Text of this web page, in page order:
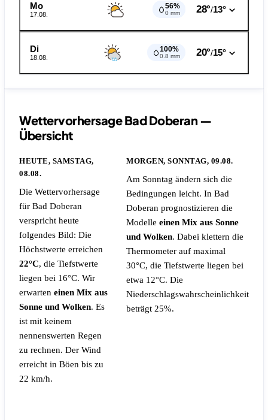
Mo
17.08.
56%
0 mm 28°/13°
Di
18.08.
100%
0.8 mm 20°/15°
Wettervorhersage Bad Doberan —
Übersicht
HEUTE, SAMSTAG,
08.08.
Die Wettervorhersage
für Bad Doberan
verspricht heute
folgendes Bild: Die
Höchstwerte erreichen
22°C, die Tiefstwerte
liegen bei 16°C. Wir
erwarten einen Mix aus
Sonne und Wolken. Es
ist mit keinem
nennenswerten Regen
zu rechnen. Der Wind
erreicht in Böen bis zu
22 km/h.
MORGEN, SONNTAG, 09.08.
Am Sonntag ändern sich die
Bedingungen leicht. In Bad
Doberan prognostizieren die
Modelle einen Mix aus Sonne
und Wolken. Dabei klettern die
Thermometer auf maximal
30°C, die Tiefstwerte liegen bei
etwa 12°C. Die
Niederschlagswahrscheinlichkeit
beträgt 25%.